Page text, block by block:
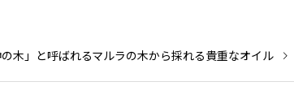
木」と呼ばれるマルラの木から採れる貴重なオイル